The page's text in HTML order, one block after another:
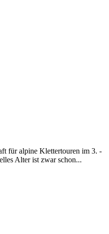
für alpine Klettertouren im 3. -
Alter ist zwar schon...